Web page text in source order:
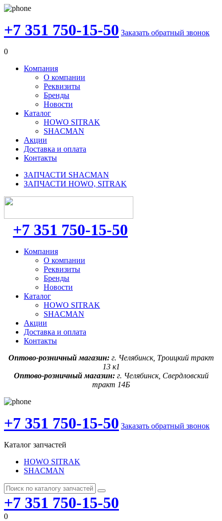
+7 351 750-15-50 Заказать обратный звонок
0
Компания
О компании
Реквизиты
Бренды
Новости
Каталог
HOWO SITRAK
SHACMAN
Акции
Доставка и оплата
Контакты
ЗАПЧАСТИ SHACMAN
ЗАПЧАСТИ HOWO, SITRAK
+7 351 750-15-50
Компания
О компании
Реквизиты
Бренды
Новости
Каталог
HOWO SITRAK
SHACMAN
Акции
Доставка и оплата
Контакты
Оптово-розничный магазин: г. Челябинск, Троицкий тракт
13 к1
Оптово-розничный магазин:г. Челябинск, Свердловский
тракт 14Б
+7 351 750-15-50 Заказать обратный звонок
Каталог запчастей
HOWO SITRAK
SHACMAN
+7 351 750-15-50
0